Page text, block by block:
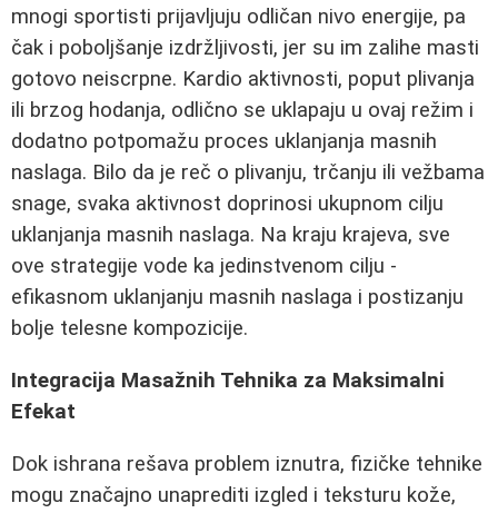
mnogi sportisti prijavljuju odličan nivo energije, pa
čak i poboljšanje izdržljivosti, jer su im zalihe masti
gotovo neiscrpne. Kardio aktivnosti, poput plivanja
ili brzog hodanja, odlično se uklapaju u ovaj režim i
dodatno potpomažu proces uklanjanja masnih
naslaga. Bilo da je reč o plivanju, trčanju ili vežbama
snage, svaka aktivnost doprinosi ukupnom cilju
uklanjanja masnih naslaga. Na kraju krajeva, sve
ove strategije vode ka jedinstvenom cilju -
efikasnom uklanjanju masnih naslaga i postizanju
bolje telesne kompozicije.
Integracija Masažnih Tehnika za Maksimalni
Efekat
Dok ishrana rešava problem iznutra, fizičke tehnike
mogu značajno unaprediti izgled i teksturu kože,